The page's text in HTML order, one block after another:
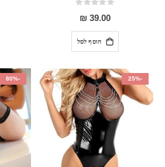
Rating:
0%
39.00 ₪
הוסף לסל
-25%
-80%